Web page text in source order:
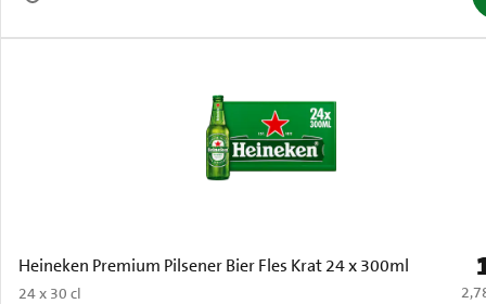
Heineken Premium Pilsener Bier Fles Krat 24 x 300ml
24 x 30 cl €